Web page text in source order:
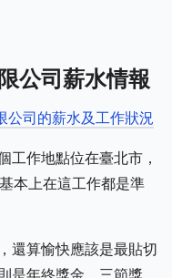
公司薪水情報
公司的薪水及工作狀況
工作地點位在臺北市，
本上在這工作都是準
還算愉快應該是最貼切
是年終獎金、三節獎